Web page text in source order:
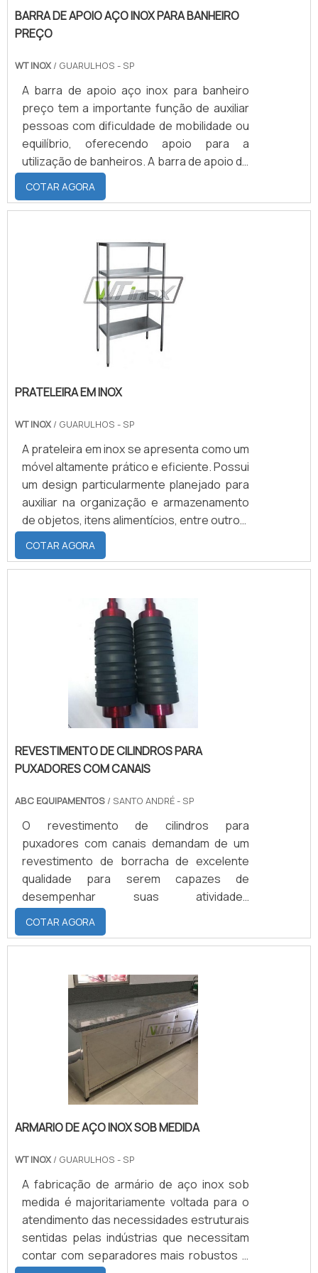
BARRA DE APOIO AÇO INOX PARA BANHEIRO
PREÇO
WT INOX / GUARULHOS - SP
A barra de apoio aço inox para banheiro
preço tem a importante função de auxiliar
pessoas com dificuldade de mobilidade ou
equilíbrio, oferecendo apoio para a
utilização de banheiros. A barra de apoio de
aço inox para banheiro pode ser instalada:
Ao lado do vaso sanitário; No local de
banho; Nas extremidades da
apoio de aço inox para banheiro pode ser
produzida nos mais variados tamanhos e
modelos, de acordo com as preferências e
necessidades de cada usu.
COTAR AGORA
PRATELEIRA EM INOX
WT INOX / GUARULHOS - SP
A prateleira em inox se apresenta como um
móvel altamente prático e eficiente. Possui
um design particularmente planejado para
auxiliar na organização e armazenamento
de objetos, itens alimentícios, entre outros,
em uma variedade de tipos de ambientes.
Alguns locais onde a prateleira de inox é
amplamente utilizada são: Indústrias
Comércios; Laboratórios; Supermercados;
Hospitais; Entre outros.Demais
benefíciosAlém de oferecer maior
possibilidade de organização,.
COTAR AGORA
REVESTIMENTO DE CILINDROS PARA
PUXADORES COM CANAIS
ABC EQUIPAMENTOS / SANTO ANDRÉ - SP
O revestimento de cilindros para
puxadores com canais demandam de um
revestimento de borracha de excelente
qualidade para serem capazes de
desempenhar suas atividades
proporcionando a eficiência necessária ao
processo. A Nova Abc Revestimento de
Cilindros possui a infraestrutura e
revestimento de cilindros, que atenda a
necessidade e a expectativa dos
clientes.QUALIDADE DE UMA DAS
MELHORES DO MERCADOA eficácia do
material em maquina dependerá
diretamente da .
COTAR AGORA
ARMARIO DE AÇO INOX SOB MEDIDA
WT INOX / GUARULHOS - SP
A fabricação de armário de aço inox sob
medida é majoritariamente voltada para o
atendimento das necessidades estruturais
sentidas pelas indústrias que necessitam
contar com separadores mais robustos e